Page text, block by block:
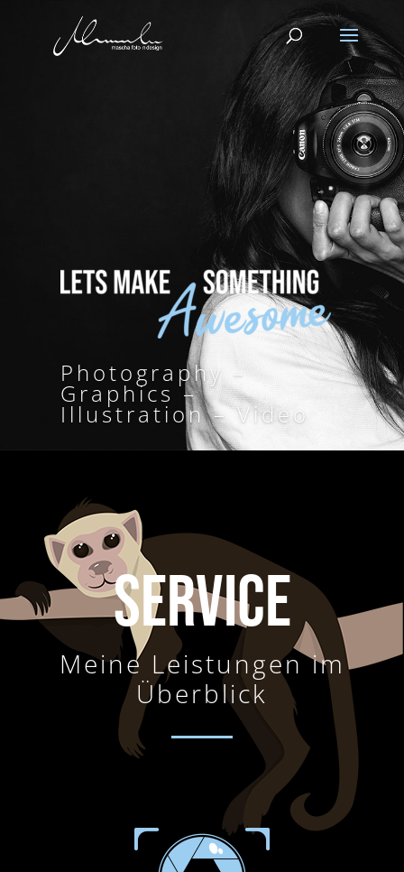
Photography –
Graphics –
Illustration – Video
SERVICE
Meine Leistungen im
Überblick